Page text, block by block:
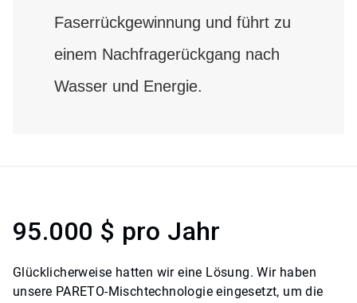
Faserrückgewinnung und führt zu
einem Nachfragerückgang nach
Wasser und Energie.
95.000 $ pro Jahr
Glücklicherweise hatten wir eine Lösung. Wir haben
unsere PARETO-Mischtechnologie eingesetzt, um die